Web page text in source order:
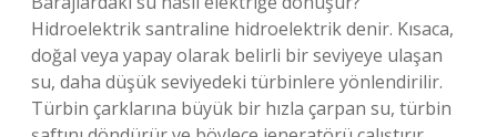
Hidroelektrik santraline hidroelektrik denir. Kısaca,
doğal veya yapay olarak belirli bir seviyeye ulaşan
su, daha düşük seviyedeki türbinlere yönlendirilir.
Türbin çarklarına büyük bir hızla çarpan su, türbin